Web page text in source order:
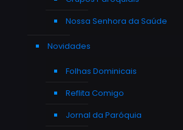
Nossa Senhora da Saúde
Novidades
Folhas Dominicais
Reflita Comigo
Jornal da Paróquia